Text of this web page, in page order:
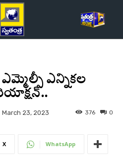
ఎమ్మెల్సీ ఎన్నికల
March 23, 2023 0
376
X WhatsApp